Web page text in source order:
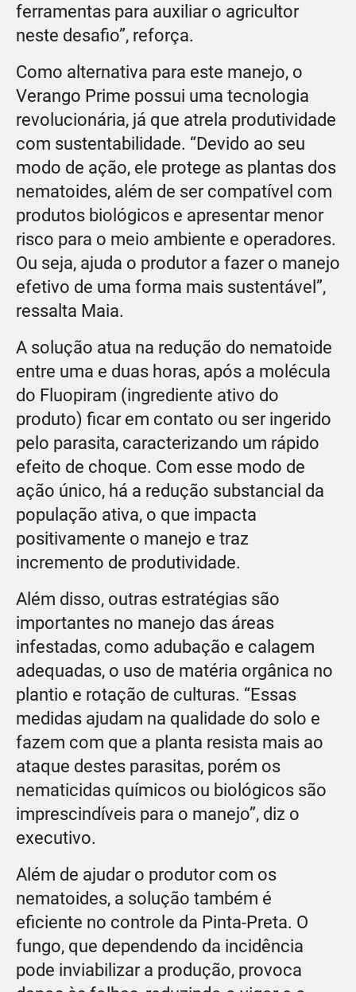
ferramentas para auxiliar o agricultor
neste desafio”, reforça.
Como alternativa para este manejo, o
Verango Prime possui uma tecnologia
revolucionária, já que atrela produtividade
com sustentabilidade. “Devido ao seu
modo de ação, ele protege as plantas dos
nematoides, além de ser compatível com
produtos biológicos e apresentar menor
risco para o meio ambiente e operadores.
Ou seja, ajuda o produtor a fazer o manejo
efetivo de uma forma mais sustentável”,
ressalta Maia.
A solução atua na redução do nematoide
entre uma e duas horas, após a molécula
do Fluopiram (ingrediente ativo do
produto) ficar em contato ou ser ingerido
pelo parasita, caracterizando um rápido
efeito de choque. Com esse modo de
ação único, há a redução substancial da
população ativa, o que impacta
positivamente o manejo e traz
incremento de produtividade.
Além disso, outras estratégias são
importantes no manejo das áreas
infestadas, como adubação e calagem
adequadas, o uso de matéria orgânica no
plantio e rotação de culturas. “Essas
medidas ajudam na qualidade do solo e
fazem com que a planta resista mais ao
ataque destes parasitas, porém os
nematicidas químicos ou biológicos são
imprescindíveis para o manejo”, diz o
executivo.
Além de ajudar o produtor com os
nematoides, a solução também é
eficiente no controle da Pinta-Preta. O
fungo, que dependendo da incidência
pode inviabilizar a produção, provoca